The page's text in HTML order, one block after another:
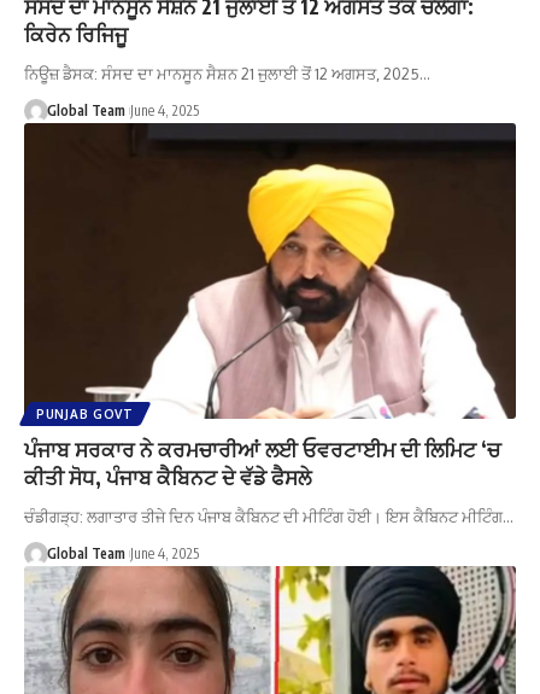
ਸੰਸਦ ਦਾ ਮਾਨਸੂਨ ਸੈਸ਼ਨ 21 ਜੁਲਾਈ ਤੋਂ 12 ਅਗਸਤ ਤੱਕ ਚੱਲੇਗਾ:
ਕਿਰੇਨ ਰਿਜਿਜੂ
ਨਿਊਜ਼ ਡੈਸਕ: ਸੰਸਦ ਦਾ ਮਾਨਸੂਨ ਸੈਸ਼ਨ 21 ਜੁਲਾਈ ਤੋਂ 12 ਅਗਸਤ, 2025…
Global Team June 4, 2025
PUNJAB GOVT
ਪੰਜਾਬ ਸਰਕਾਰ ਨੇ ਕਰਮਚਾਰੀਆਂ ਲਈ ਓਵਰਟਾਈਮ ਦੀ ਲਿਮਿਟ ‘ਚ
ਕੀਤੀ ਸੋਧ, ਪੰਜਾਬ ਕੈਬਿਨਟ ਦੇ ਵੱਡੇ ਫੈਸਲੇ
ਚੰਡੀਗੜ੍ਹ: ਲਗਾਤਾਰ ਤੀਜੇ ਦਿਨ ਪੰਜਾਬ ਕੈਬਿਨਟ ਦੀ ਮੀਟਿੰਗ ਹੋਈ। ਇਸ ਕੈਬਿਨਟ ਮੀਟਿੰਗ…
Global Team June 4, 2025